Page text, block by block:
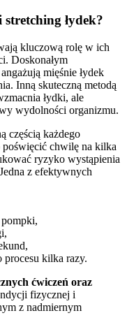
łydek?
kluczową rolę w ich
Doskonałym
mięśnie łydek
Inną skuteczną metodą
łydki, ale
wydolności organizmu.
częścią każdego
poświęcić chwilę na kilka
ryzyko wystąpienia
z efektywnych
kilka razy.
ćwiczeń oraz
fizycznej i
z nadmiernym